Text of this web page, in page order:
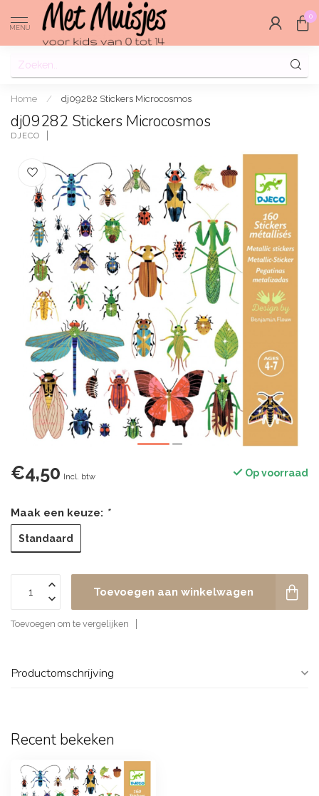
MENU
0
Home / dj09282 Stickers Microcosmos
dj09282 Stickers Microcosmos
DJECO
€4,50 Incl. btw Op voorraad
Maak een keuze: *
Standaard
Toevoegen aan winkelwagen
Toevoegen om te vergelijken
Productomschrijving
Recent bekeken